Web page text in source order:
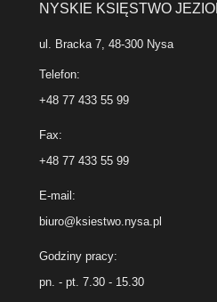
NYSKIE KSIĘSTWO
ul. Bracka 7, 48-300 Nysa
Telefon:
+48 77 433 55 99
Fax:
+48 77 433 55 99
E-mail:
biuro@ksiestwo.nysa.pl
Godziny pracy:
pn. - pt. 7.30 - 15.30